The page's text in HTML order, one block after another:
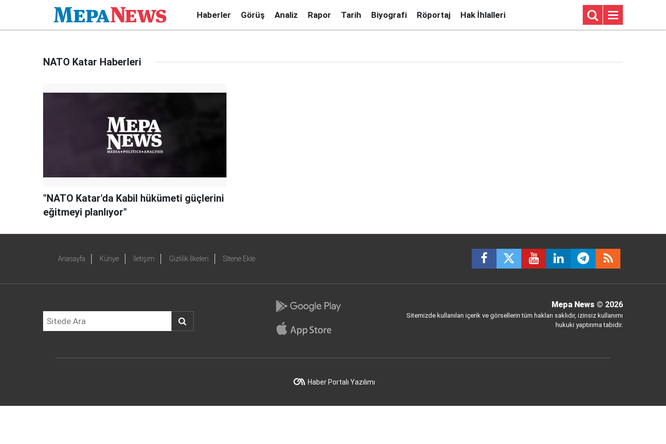
Haberler Görüş Analiz Rapor Tarih Biyografi Röportaj Hak İhlalleri
NATO Katar Haberleri
"NATO Katar'da Kabil hükümeti güçlerini
eğitmeyi planlıyor"
Anasayfa Künye İletişim Gizlilik İlkeleri Sitene Ekle
Mepa News © 2026
Sitemizde kullanılan içerik ve görsellerin tüm hakları saklıdır, izinsiz kullanımı
hukuki yaptırıma tabidir.
Haber Portalı Yazılımı